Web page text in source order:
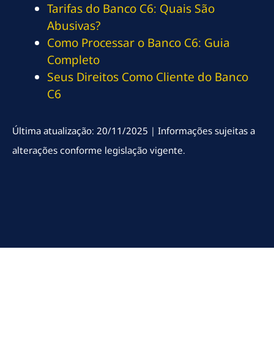
Tarifas do Banco C6: Quais São
Abusivas?
Como Processar o Banco C6: Guia
Completo
Seus Direitos Como Cliente do Banco
C6
Última atualização: 20/11/2025 | Informações sujeitas a
alterações conforme legislação vigente.